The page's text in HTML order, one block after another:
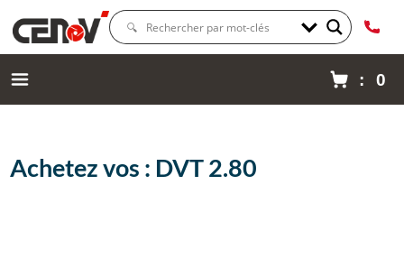
: 0
Achetez vos : DVT 2.80